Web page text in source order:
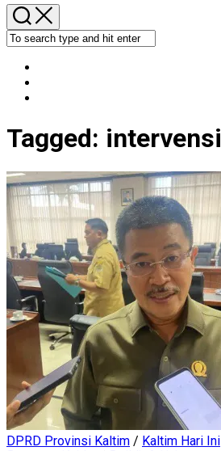
Tagged: intervensi
DPRD Provinsi Kaltim / Kaltim Hari Ini